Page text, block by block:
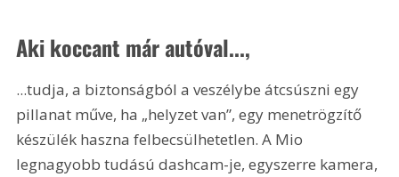
Aki koccant már autóval...,
...tudja, a biztonságból a veszélybe átcsúszni egy
pillanat műve, ha „helyzet van”, egy menetrögzítő
készülék haszna felbecsülhetetlen. A Mio
legnagyobb tudású dashcam-je, egyszerre kamera,